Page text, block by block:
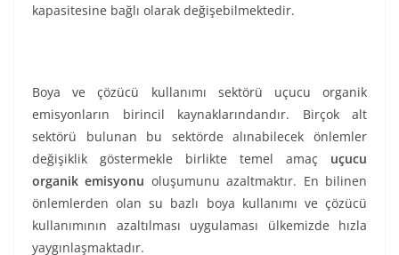
kapasitesine bağlı olarak değişebilmektedir.
Boya ve çözücü kullanımı sektörü uçucu organik
emisyonların birincil kaynaklarındandır. Birçok alt
sektörü bulunan bu sektörde alınabilecek önlemler
değişiklik göstermekle birlikte temel amaç uçucu
organik emisyonu oluşumunu azaltmaktır. En bilinen
önlemlerden olan su bazlı boya kullanımı ve çözücü
kullanımının azaltılması uygulaması ülkemizde hızla
yaygınlaşmaktadır.